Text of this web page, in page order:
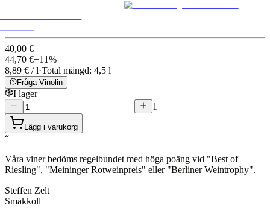
40,00 €
44,70 €−11%
8,89 € / l·Total mängd: 4,5 l
Fråga Vinolin
I lager
1
Lägg i varukorg
“
Våra viner bedöms regelbundet med höga poäng vid "Best of
Riesling", "Meininger Rotweinpreis" eller "Berliner Weintrophy".
Steffen Zelt
Smakkoll